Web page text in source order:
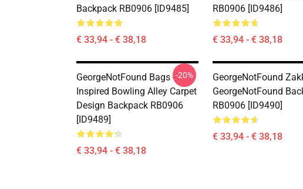
Backpack RB0906 [ID9485]
€ 33,94 - € 38,18
RB0906 [ID9486]
€ 33,94 - € 38,18
GeorgeNotFound Bags -
Inspired Bowling Alley Carpet
Design Backpack RB0906
[ID9489]
€ 33,94 - € 38,18
-20%
GeorgeNotFound
GeorgeNotFound
RB0906 [ID9490]
€ 33,94 - € 38,18